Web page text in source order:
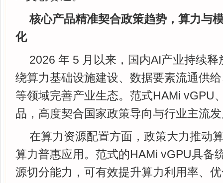
核心产品精准契合政策趋势，算力与
化
2026 年 5 月以来，国内AI产业持续
绕算力基础设施建设、数据要素流通供
等领域完善产业生态。范式HAMi vGPU
品，高度契合国家政策导向与行业主流
在算力资源配置方面，政策大力推动
算力普惠应用。范式的HAMi vGPU具备
源切分能力，可有效提升算力利用率、